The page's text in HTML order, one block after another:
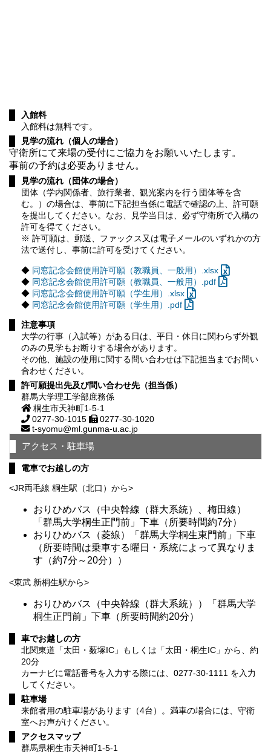
入館料
入館料は無料です。
見学の流れ（個人の場合）
守衛所にて来場の受付にご協力をお願いいたします。
事前の予約は必要ありません。
見学の流れ（団体の場合）
団体（学内関係者、旅行業者、観光案内を行う団体等を含
む。）の場合は、事前に下記担当係に電話で確認の上、許可願
を提出してください。なお、見学当日は、必ず守衛所で入構の
許可を得てください。
※ 許可願は、郵送、ファックス又は電子メールのいずれかの方
法で送付し、事前に許可を受けてください。
◆ 同窓記念会館使用許可願（教職員、一般用）.xlsx
◆ 同窓記念会館使用許可願（教職員、一般用）.pdf
◆ 同窓記念会館使用許可願（学生用）.xlsx
◆ 同窓記念会館使用許可願（学生用）.pdf
注意事項
大学の行事（入試等）がある日は、平日・休日に関わらず外観
のみの見学もお断りする場合があります。
その他、施設の使用に関する問い合わせは下記担当までお問い
合わせください。
許可願提出先及び問い合わせ先（担当係）
群馬大学理工学部庶務係
桐生市天神町1-5-1
0277-30-1015
0277-30-1020
t-syomu@ml.gunma-u.ac.jp
アクセス・駐車場
電車でお越しの方
<JR両毛線 桐生駅（北口）から>
おりひめバス（中央幹線（群大系統）、梅田線）
「群馬大学桐生正門前」下車（所要時間約7分）
おりひめバス（菱線）「群馬大学桐生東門前」下車
（所要時間は乗車する曜日・系統によって異なりま
す（約7分～20分））
<東武 新桐生駅から>
おりひめバス（中央幹線（群大系統））「群馬大学
桐生正門前」下車（所要時間約20分）
車でお越しの方
北関東道「太田・薮塚IC」もしくは「太田・桐生IC」から、約
20分
カーナビに電話番号を入力する際には、0277-30-1111 を入力
してください。
駐車場
来館者用の駐車場があります（4台）。満車の場合には、守衛
室へお声がけください。
アクセスマップ
群馬県桐生市天神町1-5-1